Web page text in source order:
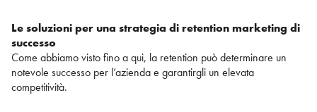
Le soluzioni per una strategia di retention marketing di
successo
Come abbiamo visto fino a qui, la retention può determinare un
notevole successo per l’azienda e garantirgli un elevata
competitività.